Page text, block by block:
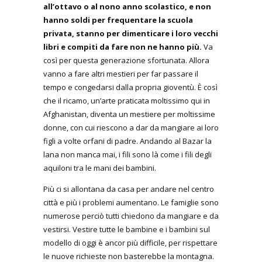
all’ottavo o al nono anno scolastico, e non
hanno soldi per frequentare la scuola
privata, stanno per dimenticare i loro vecchi
libri e compiti da fare non ne hanno più. Va
così per questa generazione sfortunata. Allora
vanno a fare altri mestieri per far passare il
tempo e congedarsi dalla propria gioventù. È così
che il ricamo, un’arte praticata moltissimo qui in
Afghanistan, diventa un mestiere per moltissime
donne, con cui riescono a dar da mangiare ai loro
figli a volte orfani di padre. Andando al Bazar la
lana non manca mai, i fili sono là come i fili degli
aquiloni tra le mani dei bambini.
Più ci si allontana da casa per andare nel centro
città e più i problemi aumentano. Le famiglie sono
numerose perciò tutti chiedono da mangiare e da
vestirsi. Vestire tutte le bambine e i bambini sul
modello di oggi è ancor più difficile, per rispettare
le nuove richieste non basterebbe la montagna.